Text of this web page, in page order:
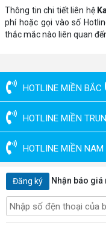
Thông tin chi tiết liên hệ
phí hoặc gọi vào số
thắc mắc nào liên quan
HOTLINE MIỀN BẮC
HOTLINE MIỀN
HOTLINE MIỀN NAM
Đăng ký Nhận báo